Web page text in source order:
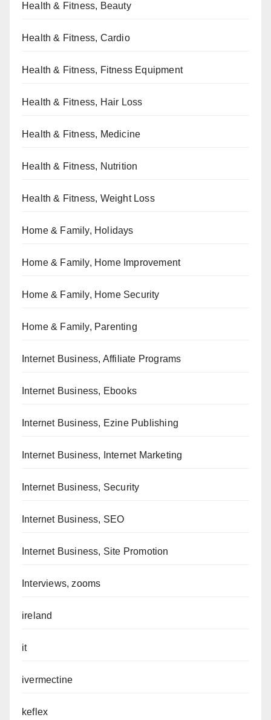
Health & Fitness, Beauty
Health & Fitness, Cardio
Health & Fitness, Fitness Equipment
Health & Fitness, Hair Loss
Health & Fitness, Medicine
Health & Fitness, Nutrition
Health & Fitness, Weight Loss
Home & Family, Holidays
Home & Family, Home Improvement
Home & Family, Home Security
Home & Family, Parenting
Internet Business, Affiliate Programs
Internet Business, Ebooks
Internet Business, Ezine Publishing
Internet Business, Internet Marketing
Internet Business, Security
Internet Business, SEO
Internet Business, Site Promotion
Interviews, zooms
ireland
it
ivermectine
keflex